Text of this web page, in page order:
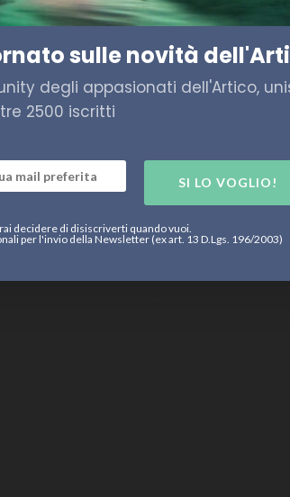
sulle novità
degli appasionati dell'Artico,
2500 iscritti
SI LO VOGLIO!
decidere di disiscriverti quando vuoi.
per l'invio della Newsletter (ex art. 13 D.Lgs. 196/2003)